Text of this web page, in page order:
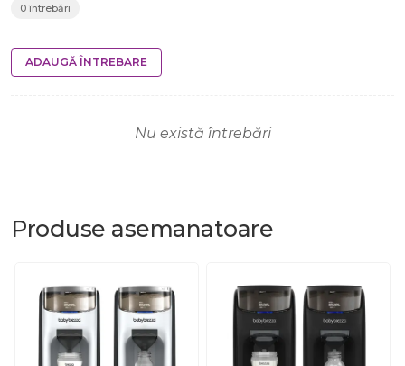
0 întrebări
ADAUGĂ ÎNTREBARE
Nu există întrebări
Produse asemanatoare